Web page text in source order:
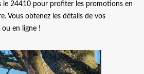
le 24410 pour profiter les promotions en
Vous obtenez les détails de vos
ou en ligne !